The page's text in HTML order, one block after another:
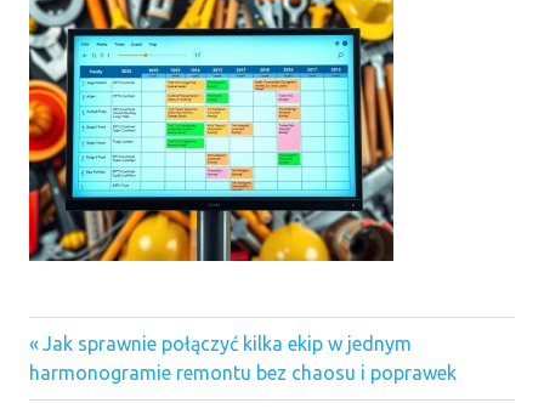
Nawigacja
wpisu
Previous
Post:
Jak sprawnie połączyć kilka ekip w jednym
harmonogramie remontu bez chaosu i poprawek